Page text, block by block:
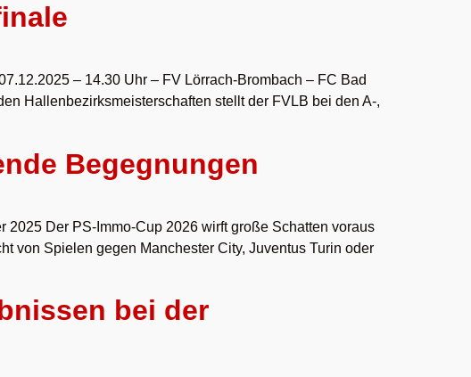
– 14.30 Uhr – FV Lörrach-Brombach – FC Bad
Hallenbezirksmeisterschaften stellt der FVLB bei den A-,
Begegnungen
Der PS-Immo-Cup 2026 wirft große Schatten voraus
von Spielen gegen Manchester City, Juventus Turin oder
bei der